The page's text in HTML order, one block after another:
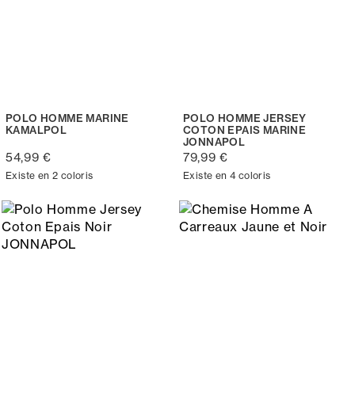
POLO HOMME MARINE
KAMALPOL
54,99 €
Existe en 2 coloris
POLO HOMME JERSEY
COTON EPAIS MARINE
JONNAPOL
79,99 €
Existe en 4 coloris